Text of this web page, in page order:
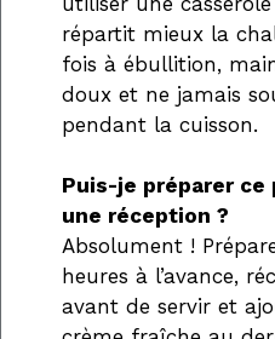
répartit mieux la
fois à ébullition,
doux et ne jamais
pendant la cuisson.
Puis-je préparer ce
une réception ?
Absolument !
heures à l’avance,
avant de servir et